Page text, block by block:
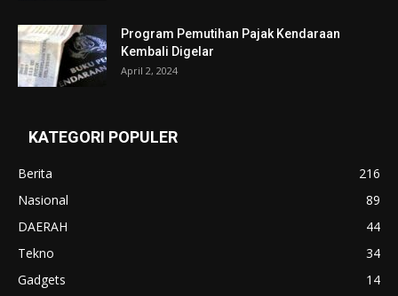
Program Pemutihan Pajak Kendaraan
Kembali Digelar
April 2, 2024
KATEGORI POPULER
Berita
216
Nasional
89
DAERAH
44
Tekno
34
Gadgets
14